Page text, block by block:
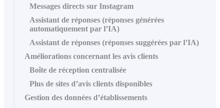
Messages directs sur Instagram
Assistant de réponses (réponses générées
automatiquement par l’IA)
Assistant de réponses (réponses suggérées par l’IA)
Améliorations concernant les avis clients
Boîte de réception centralisée
Plus de sites d’avis clients disponibles
Gestion des données d’établissements